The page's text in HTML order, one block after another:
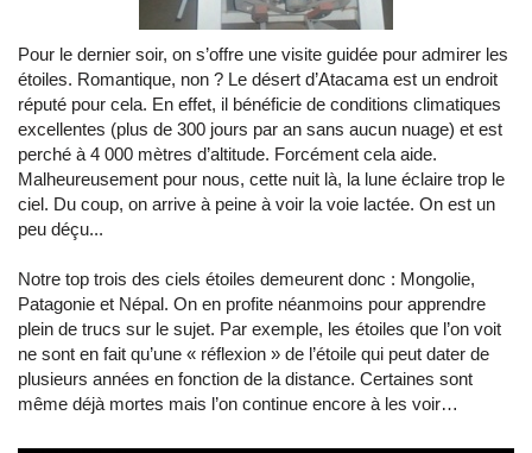
Pour le dernier soir, on s’offre une visite guidée pour admirer les
étoiles. Romantique, non ? Le désert d’Atacama est un endroit
réputé pour cela. En effet, il bénéficie de conditions climatiques
excellentes (plus de 300 jours par an sans aucun nuage) et est
perché à 4 000 mètres d’altitude. Forcément cela aide.
Malheureusement pour nous, cette nuit là, la lune éclaire trop le
ciel. Du coup, on arrive à peine à voir la voie lactée. On est un
peu déçu...
Notre top trois des ciels étoiles demeurent donc : Mongolie,
Patagonie et Népal. On en profite néanmoins pour apprendre
plein de trucs sur le sujet. Par exemple, les étoiles que l’on voit
ne sont en fait qu’une « réflexion » de l’étoile qui peut dater de
plusieurs années en fonction de la distance. Certaines sont
même déjà mortes mais l’on continue encore à les voir…